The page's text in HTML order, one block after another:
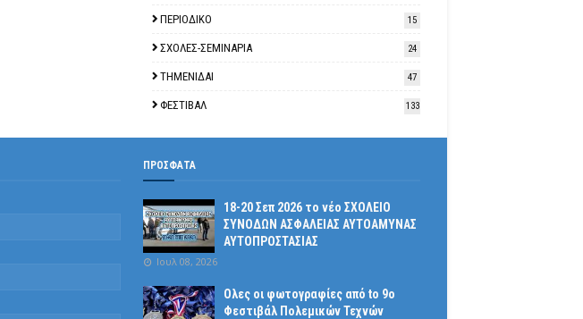
ΠΕΡΙΟΔΙΚΟ 15
ΣΧΟΛΕΣ-ΣΕΜΙΝΑΡΙΑ 24
ΤΗΜΕΝΙΔΑΙ 47
ΦΕΣΤΙΒΑΛ 133
ΠΡΟΣΦΑΤΑ
18-20 Σεπ 2026 το νέο ΣΧΟΛΕΙΟ
ΣΥΝΟΔΩΝ ΑΣΦΑΛΕΙΑΣ ΑΥΤΟΑΜΥΝΑΣ
ΑΥΤΟΠΡΟΣΤΑΣΙΑΣ
Ιουλ 08, 2026
Ολες οι φωτογραφίες από tο 9ο
Φεστιβάλ Πολεμικών Τεχνών